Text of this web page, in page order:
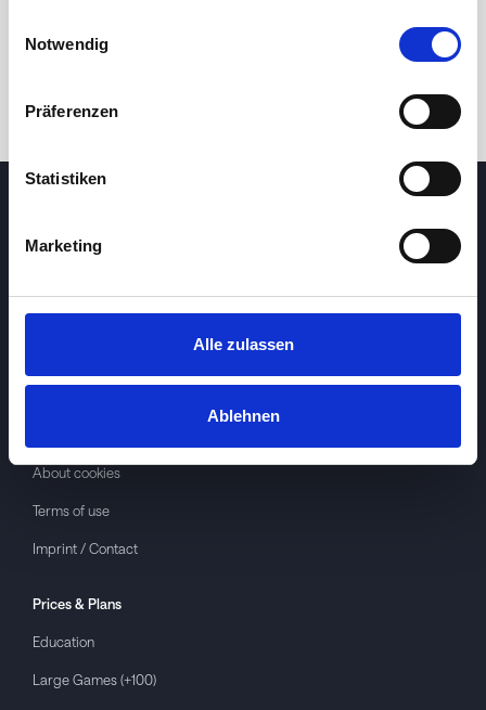
Notwendig
Präferenzen
Statistiken
Marketing
Alle zulassen
Ablehnen
About cookies
Terms of use
Imprint / Contact
Prices & Plans
Education
Large Games (+100)